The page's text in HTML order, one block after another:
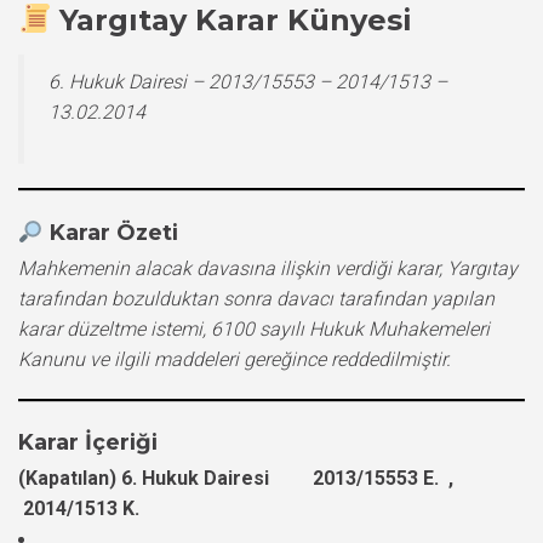
Yargıtay Karar Künyesi
6. Hukuk Dairesi – 2013/15553 – 2014/1513 –
13.02.2014
Karar Özeti
Mahkemenin alacak davasına ilişkin verdiği karar, Yargıtay
tarafından bozulduktan sonra davacı tarafından yapılan
karar düzeltme istemi, 6100 sayılı Hukuk Muhakemeleri
Kanunu ve ilgili maddeleri gereğince reddedilmiştir.
Karar İçeriği
(Kapatılan) 6. Hukuk Dairesi 2013/15553 E. ,
2014/1513 K.